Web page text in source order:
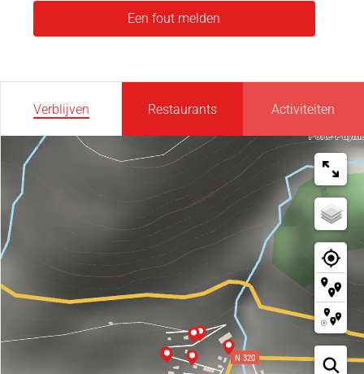
Een fout melden
Verblijven Restaurants Activiteiten